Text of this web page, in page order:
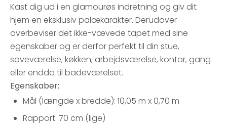
Kast dig ud i en glamourøs indretning og giv dit
hjem en eksklusiv palækarakter. Derudover
overbeviser det ikke-vævede tapet med sine
egenskaber og er derfor perfekt til din stue,
soveværelse, køkken, arbejdsværelse, kontor, gang
eller endda til badeværelset.
Egenskaber:
Mål (længde x bredde): 10,05 m x 0,70 m
Rapport: 70 cm (lige)